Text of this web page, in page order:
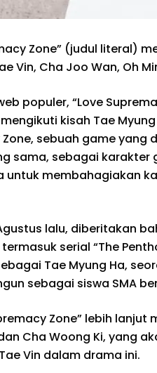
Zone” (judul literal)
Vin, Cha Joo Wan, Oh
populer, “Love
kisah Tae
Zone, sebuah game
sama, sebagai karakter
untuk membahagiakan
lalu, diberitakan
serial “The
Tae Myung Ha,
sebagai siswa SMA
Zone” lebih
Cha Woong Ki, yang
Vin dalam drama ini.